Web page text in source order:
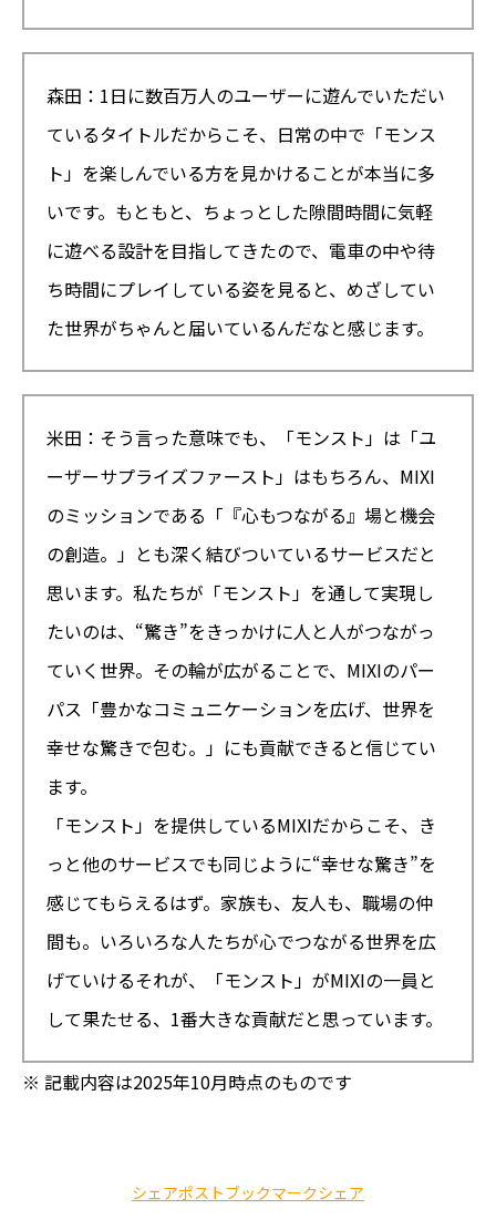
森田：1日に数百万人のユーザーに遊んでいただい
ているタイトルだからこそ、日常の中で「モンス
ト」を楽しんでいる方を見かけることが本当に多
いです。もともと、ちょっとした隙間時間に気軽
に遊べる設計を目指してきたので、電車の中や待
ち時間にプレイしている姿を見ると、めざしてい
た世界がちゃんと届いているんだなと感じます。
米田：そう言った意味でも、「モンスト」は「ユ
ーザーサプライズファースト」はもちろん、MIXI
のミッションである「『心もつながる』場と機会
の創造。」とも深く結びついているサービスだと
思います。私たちが「モンスト」を通して実現し
たいのは、“驚き”をきっかけに人と人がつながっ
ていく世界。その輪が広がることで、MIXIのパー
パス「豊かなコミュニケーションを広げ、世界を
幸せな驚きで包む。」にも貢献できると信じてい
ます。
「モンスト」を提供しているMIXIだからこそ、き
っと他のサービスでも同じように“幸せな驚き”を
感じてもらえるはず。家族も、友人も、職場の仲
間も。いろいろな人たちが心でつながる世界を広
げていける――それが、「モンスト」がMIXIの一員と
して果たせる、1番大きな貢献だと思っています。
※ 記載内容は2025年10月時点のものです
シェアポストブックマークシェア